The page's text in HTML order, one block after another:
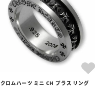
クロムハーツ ミニ CH プラス リング